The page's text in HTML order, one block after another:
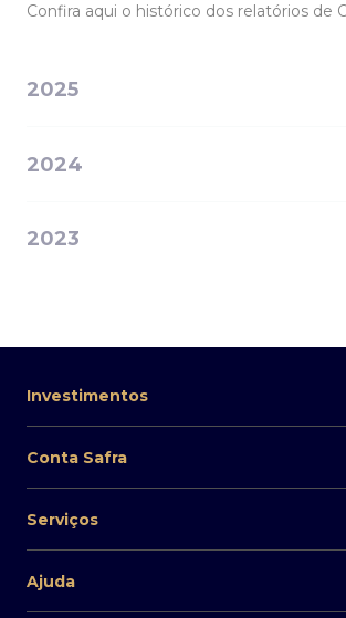
Confira aqui o histórico dos relatórios de
2025
2024
2023
Investimentos
Conta Safra
Serviços
Ajuda